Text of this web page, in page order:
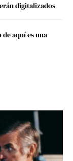
digitalizados
aquí es una